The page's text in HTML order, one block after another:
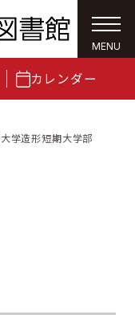
カレンダー
学造形短期大学部
MENU